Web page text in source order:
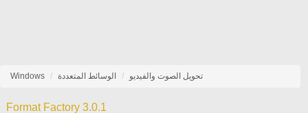
Windows الوسائط المتعددة تحويل الصوت والفيديو
Format Factory 3.0.1